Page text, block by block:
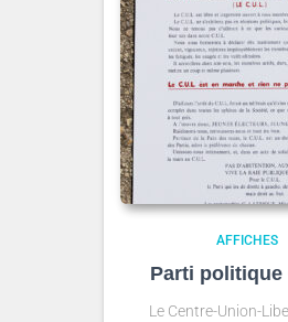
AFFICHES
Parti politique
Le Centre-Union-